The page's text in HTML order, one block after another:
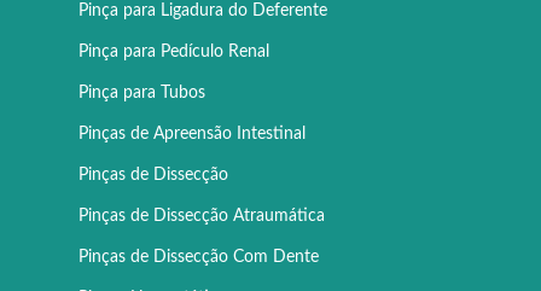
Pinça para Ligadura do Deferente
Pinça para Pedículo Renal
Pinça para Tubos
Pinças de Apreensão Intestinal
Pinças de Dissecção
Pinças de Dissecção Atraumática
Pinças de Dissecção Com Dente